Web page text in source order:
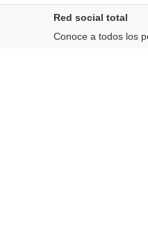
Red social total
Conoce a todos los